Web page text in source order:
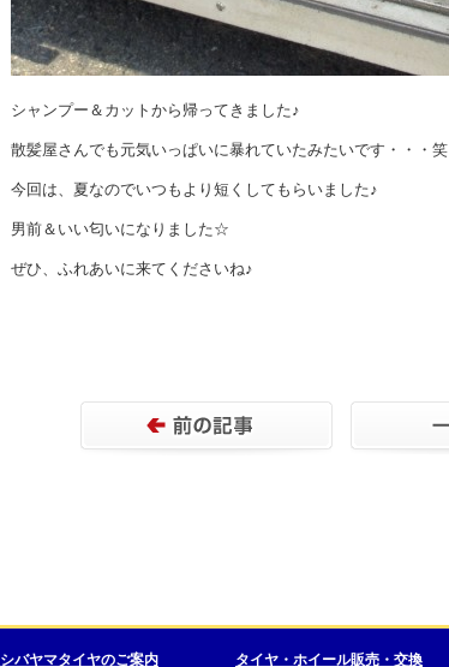
シャンプー＆カットから帰ってきました♪
散髪屋さんでも元気いっぱいに暴れていたみたいです・・・笑
今回は、夏なのでいつもより短くしてもらいました♪
男前＆いい匂いになりました☆
ぜひ、ふれあいに来てくださいね♪
シバヤマタイヤのご案内 タイヤ・ホイール販売・交換